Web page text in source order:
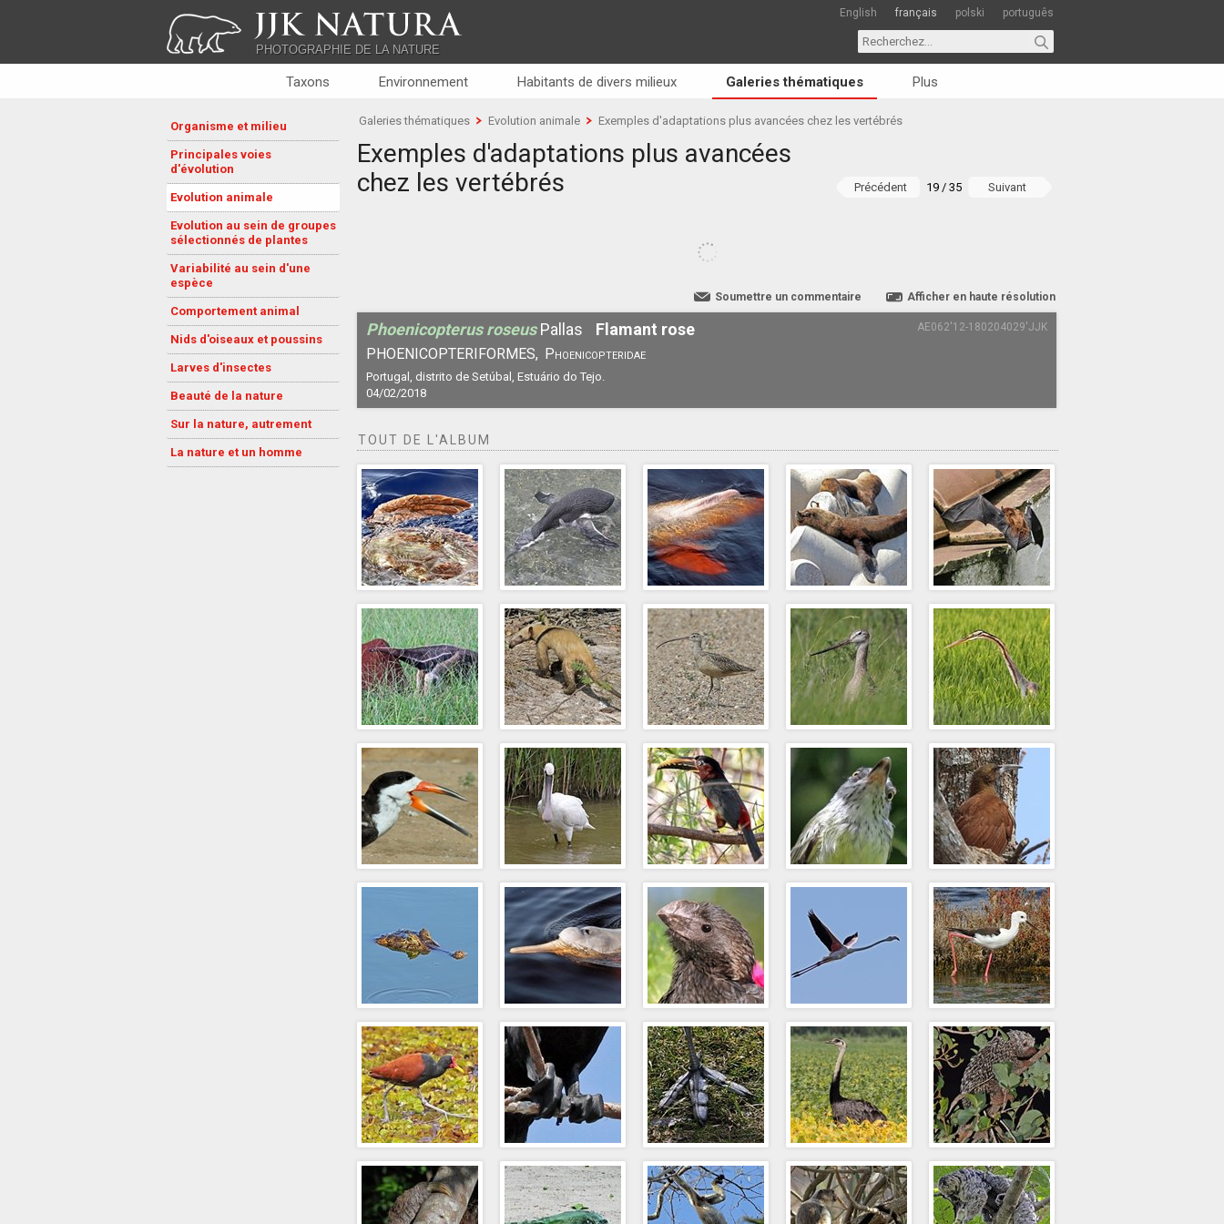
JJK NATURA
PHOTOGRAPHIE DE LA NATURE
English français polski português
Taxons Environnement Habitants de divers milieux Galeries thématiques Plus
Organisme et milieu
Principales voies
d'évolution
Evolution animale
Evolution au sein de groupes
sélectionnés de plantes
Variabilité au sein d'une
espèce
Comportement animal
Nids d'oiseaux et poussins
Larves d'insectes
Beauté de la nature
Sur la nature, autrement
La nature et un homme
Galeries thématiques Evolution animale Exemples d'adaptations plus avancées chez les vertébrés
Exemples d'adaptations plus avancées
chez les vertébrés
Précédent 19 / 35 Suivant
Afficher en haute résolution
Soumettre un commentaire
Phoenicopterus roseus Pallas Flamant rose
PHOENICOPTERIFORMES, Phoenicopteridae
Portugal, distrito de Setúbal, Estuário do Tejo.
04/02/2018
AE062'12-180204029'JJK
TOUT DE L'ALBUM